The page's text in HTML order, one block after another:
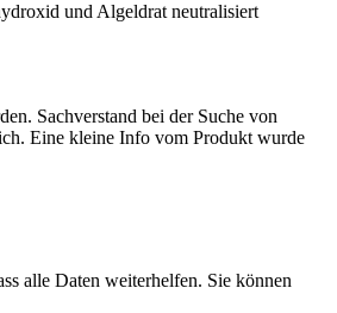
und Algeldrat neutralisiert
Sachverstand bei der Suche von
Eine kleine Info vom Produkt wurde
alle Daten weiterhelfen. Sie können